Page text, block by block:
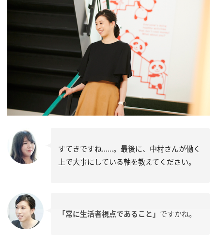
すてきですね……。最後に、中村さんが働く
上で大事にしている軸を教えてください。
「常に生活者視点であること」 ですかね。